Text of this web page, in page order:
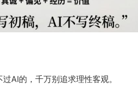
AI的，千万别追求理性客观。